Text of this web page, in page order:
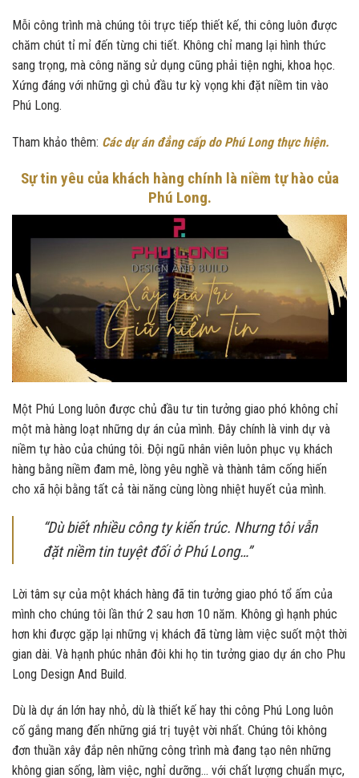
Mỗi công trình mà chúng tôi trực tiếp thiết kế, thi công luôn được
chăm chút tỉ mỉ đến từng chi tiết. Không chỉ mang lại hình thức
sang trọng, mà công năng sử dụng cũng phải tiện nghi, khoa học.
Xứng đáng với những gì chủ đầu tư kỳ vọng khi đặt niềm tin vào
Phú Long.
Tham khảo thêm: Các dự án đẳng cấp do Phú Long thực hiện.
Sự tin yêu của khách hàng chính là niềm tự hào của
Phú Long.
Một Phú Long luôn được chủ đầu tư tin tưởng giao phó không chỉ
một mà hàng loạt những dự án của mình. Đây chính là vinh dự và
niềm tự hào của chúng tôi. Đội ngũ nhân viên luôn phục vụ khách
hàng bằng niềm đam mê, lòng yêu nghề và thành tâm cống hiến
cho xã hội bằng tất cả tài năng cùng lòng nhiệt huyết của mình.
“Dù biết nhiều công ty kiến trúc. Nhưng tôi vẫn
đặt niềm tin tuyệt đối ở Phú Long…”
Lời tâm sự của một khách hàng đã tin tưởng giao phó tổ ấm của
mình cho chúng tôi lần thứ 2 sau hơn 10 năm. Không gì hạnh phúc
hơn khi được gặp lại những vị khách đã từng làm việc suốt một thời
gian dài. Và hạnh phúc nhân đôi khi họ tin tưởng giao dự án cho Phu
Long Design And Build.
Dù là dự án lớn hay nhỏ, dù là thiết kế hay thi công Phú Long luôn
cố gắng mang đến những giá trị tuyệt vời nhất. Chúng tôi không
đơn thuần xây đắp nên những công trình mà đang tạo nên những
không gian sống, làm việc, nghỉ dưỡng… với chất lượng chuẩn mực,